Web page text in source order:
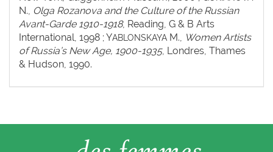
N., Olga Rozanova and the Culture of the Russian
Avant-Garde 1910-1918, Reading, G & B Arts
International, 1998 ; YABLONSKAYA M., Women Artists
of Russia’s New Age, 1900-1935, Londres, Thames
& Hudson, 1990.